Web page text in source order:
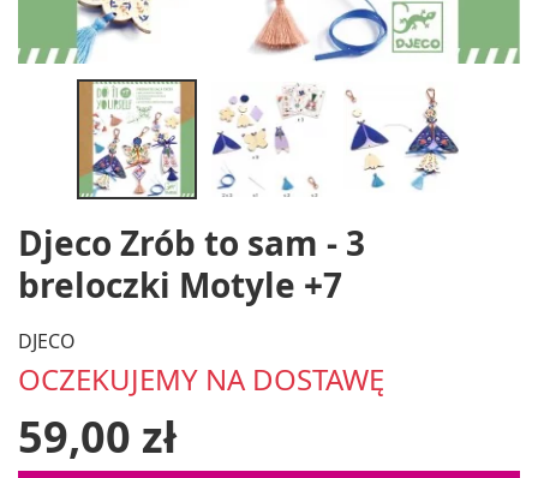
Djeco Zrób to sam - 3
breloczki Motyle +7
DJECO
OCZEKUJEMY NA DOSTAWĘ
59,00 zł